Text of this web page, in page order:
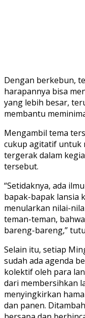
Dengan berkebun,
harapannya bisa
yang lebih besar,
membantu
Mengambil tema
cukup agitatif untuk
tergerak dalam
tersebut.
“Setidaknya, ada
bapak-bapak lansia
menularkan nilai-
teman-teman,
bareng-bareng,”
Selain itu, setiap
sudah ada agenda
kolektif oleh para
dari membersihkan
menyingkirkan
dan panen.